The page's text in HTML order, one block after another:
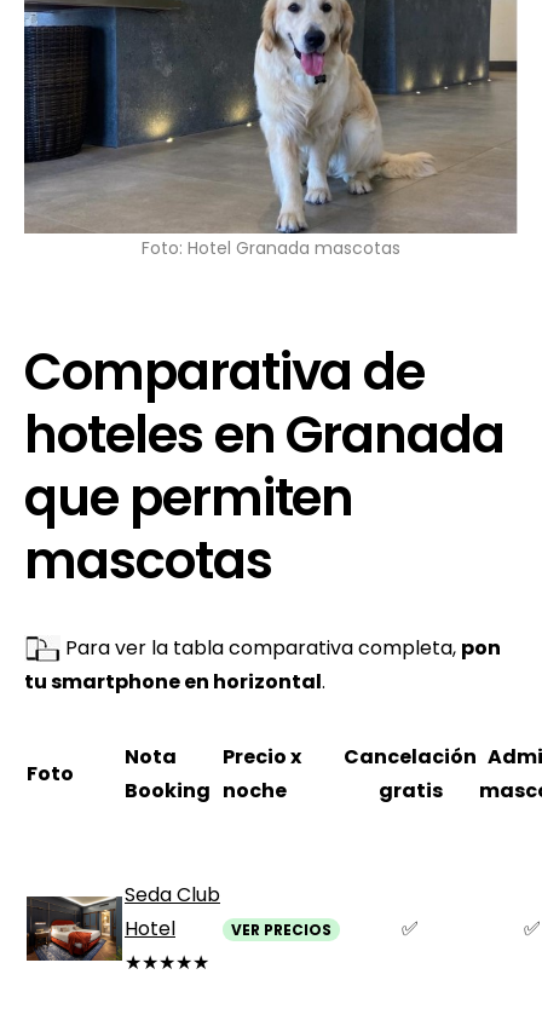
Foto: Hotel Granada mascotas
Comparativa de
hoteles en Granada
que permiten
mascotas
Para ver la tabla comparativa completa, pon
tu smartphone en horizontal.
Foto
Nota
Booking
Precio x
noche
Cancelación
gratis
Seda Club
Hotel
★★★★★
VER PRECIOS ✅ ✅